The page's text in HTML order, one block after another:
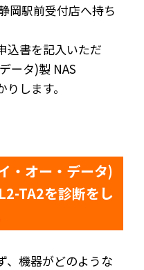
岡駅前受付店へ持ち
込書を記入いただ
ータ)製 NAS
します。
・オー・データ)
TA2を診断をし
、機器がどのような